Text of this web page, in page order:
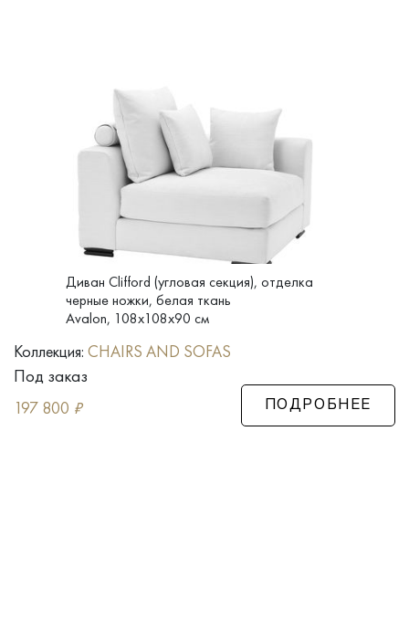
Диван Clifford (угловая секция), отделка
черные ножки, белая ткань
Avalon, 108x108x90 см
Коллекция: CHAIRS AND SOFAS
Под заказ
197 800 ₽ ПОДРОБНЕЕ